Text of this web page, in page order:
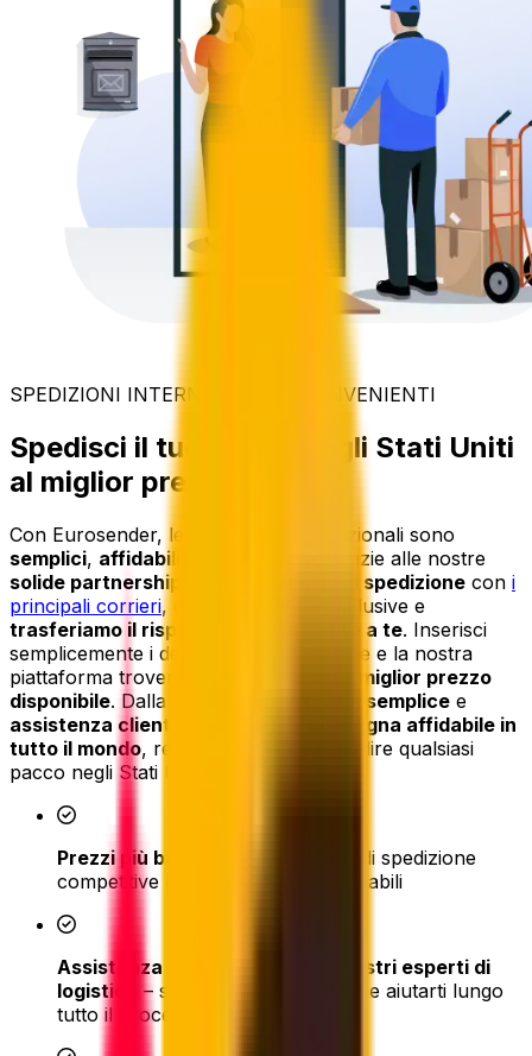
SPEDIZIONI INTERNAZIONALI CONVENIENTI
Spedisci il tuo pacco negli Stati Uniti
al miglior prezzo
Con Eurosender, le spedizioni internazionali sono
semplici, affidabili
. Grazie alle nostre
solide partnership e agli alti volumi di spedizione con i
principali corrieri, otteniamo tariffe esclusive e
trasferiamo il risparmio direttamente a te. Inserisci
semplicemente i dettagli della spedizione e la nostra
piattaforma troverà istantaneamente il
miglior prezzo
disponibile. Dalla prenotazione online semplice e
assistenza clienti dedicata
consegna affidabile in
tutto il mondo, rendiamo semplice spedire qualsiasi
pacco negli Stati Uniti.
Prezzi più bassi
- accedi a tariffe di spedizione
competitive offerte da corrieri affidabili
Assistenza in tempo reale dai nostri esperti di
logistica
– siamo qui per assisterti e aiutarti lungo
tutto il processo di spedizione